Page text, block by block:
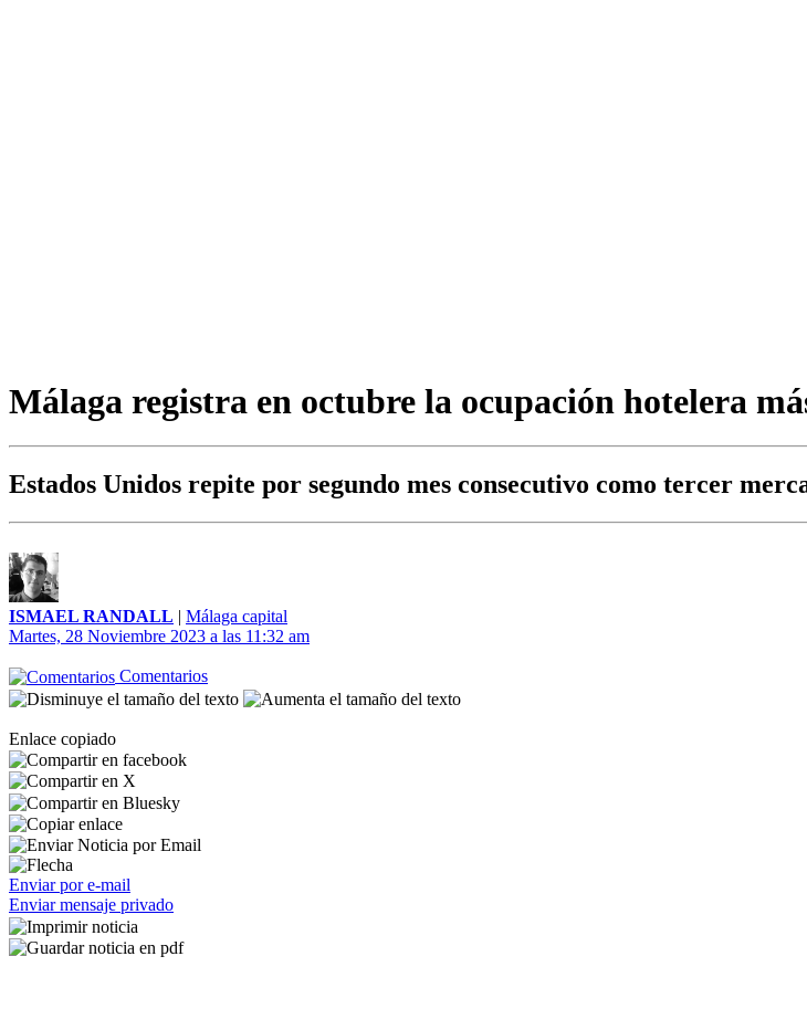
Málaga registra en octubre la ocupación hotelera
Estados Unidos repite por segundo mes consecutivo como tercer
ISMAEL RANDALL | Málaga capital
Martes, 28 Noviembre 2023 a las 11:32 am
Comentarios
Enlace copiado
Enviar por e-mail
Enviar mensaje privado